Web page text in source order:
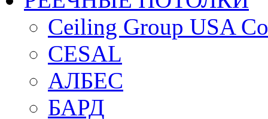
Ceiling Group USA
CESAL
АЛБЕС
БАРД